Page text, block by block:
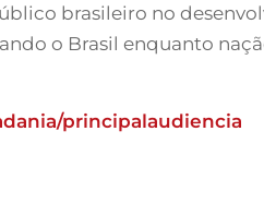
brasileiro no
o Brasil enquanto
principalaudiencia